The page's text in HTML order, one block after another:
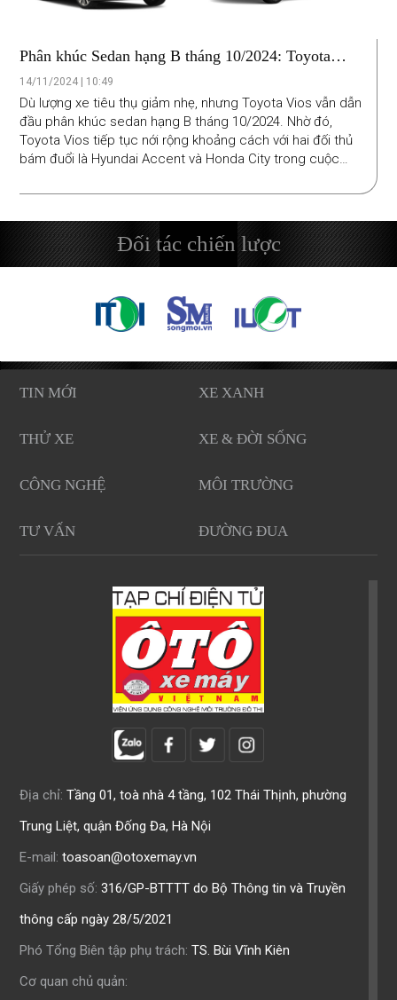
Phân khúc Sedan hạng B tháng 10/2024: Toyota
Vios gia tăng cách biệt
14/11/2024 | 10:49
Dù lượng xe tiêu thụ giảm nhẹ, nhưng Toyota Vios vẫn dẫn
đầu phân khúc sedan hạng B tháng 10/2024. Nhờ đó,
Toyota Vios tiếp tục nới rộng khoảng cách với hai đối thủ
bám đuổi là Hyundai Accent và Honda City trong cuộc
hạng B năm 2024.
Đối tác chiến lược
TIN MỚI XE XANH
THỬ XE XE & ĐỜI SỐNG
CÔNG NGHỆ MÔI TRƯỜNG
TƯ VẤN ĐƯỜNG ĐUA
Địa chỉ: Tầng 01, toà nhà 4 tầng, 102 Thái Thịnh, phường
Trung Liệt, quận Đống Đa, Hà Nội
E-mail: toasoan@otoxemay.vn
Giấy phép số: 316/GP-BTTTT do Bộ Thông tin và Truyền
thông cấp ngày 28/5/2021
Phó Tổng Biên tập phụ trách: TS. Bùi Vĩnh Kiên
Cơ quan chủ quản: